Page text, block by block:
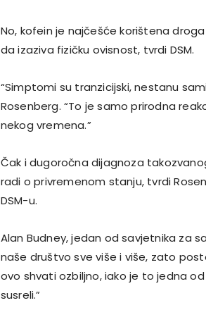
No, kofein je najčešće korištena
da izaziva fizičku ovisnost, tvrdi DSM.
“Simptomi su tranzicijski, nestanu
Rosenberg. “To je samo prirodna
nekog vremena.”
Čak i dugoročna dijagnoza
radi o privremenom stanju, tvrdi
DSM-u.
Alan Budney, jedan od savjetnika za
naše društvo sve više i više, zato
ovo shvati ozbiljno, iako je to jedna
susreli.”